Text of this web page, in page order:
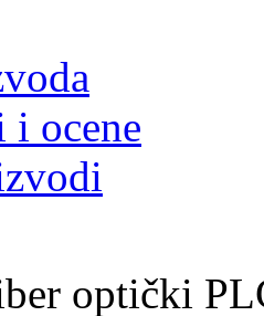
i ocene
optički